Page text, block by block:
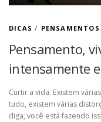
DICAS / PENSAMENTOS
Pensamento,
intensamente
Curtir a vida. Existem
tudo, existem várias
diga, você está fazendo